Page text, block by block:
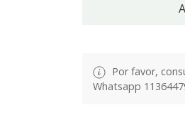
Por favor,
Whatsapp